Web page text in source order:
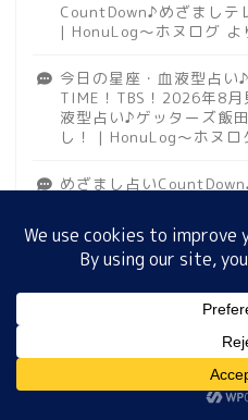
CountDown♪めざましテ
| HonuLog～ホヌログ よ
今日の星座・血液型占い
TIME！TBS！2026年8月
液型占い♪ゲッターズ飯
し！ | HonuLog～ホヌロ
めざまし占い
CountDown♪めざましど
し！ | HonuLog～ホヌロ
プロフィール